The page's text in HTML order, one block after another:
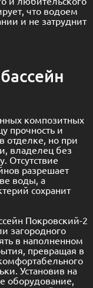
что водоем
и не затруднит
композитных
прочность и
отделке, но при
владелец без
Отсутствие
разрешает
воды, а
сохранит
Покровский-2
загородного
в наполненном
превращая в
Установив на
оборудование,